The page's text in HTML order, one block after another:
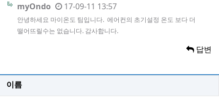
myOndo 17-09-11 13:57
안녕하세요 마이온도 팀입니다. 에어컨의 초기설정 온도 보다 더
떨어뜨릴수는 없습니다. 감사합니다.
답변
이름